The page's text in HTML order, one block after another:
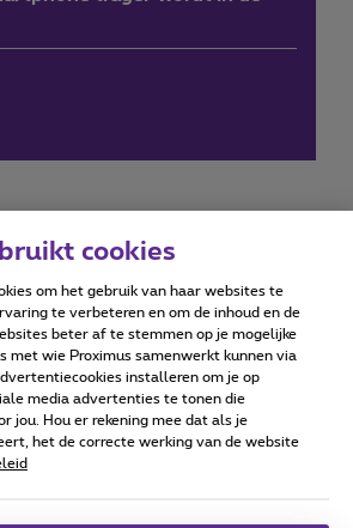
Accessibility statement
© Proximus
consumenteninfo
cookies
om het gebruik van haar websites te
te verbeteren en om de inhoud en de
beter af te stemmen op je mogelijke
met wie Proximus samenwerkt kunnen via
installeren om je op
media advertenties te tonen die
jou. Hou er rekening mee dat als je
het de correcte werking van de website